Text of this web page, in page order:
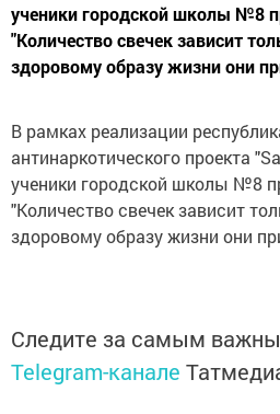
ученики городской школы №8
"Количество свечек зависит
здоровому образу жизни они
В рамках реализации
антинаркотического проекта
ученики городской школы №8
"Количество свечек зависит
здоровому образу жизни они
Следите за самым
Telegram-канале